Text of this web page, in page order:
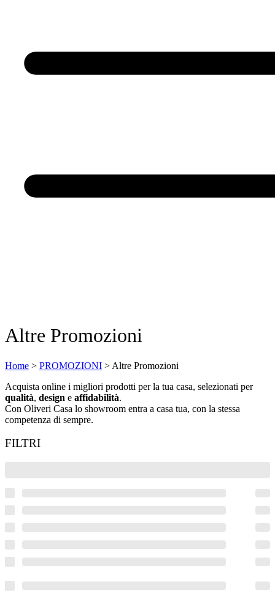
Altre Promozioni
Home > PROMOZIONI > Altre Promozioni
Acquista online i migliori prodotti per la tua casa, selezionati per
qualità, design e affidabilità.
Con Oliveri Casa lo showroom entra a casa tua, con la stessa
competenza di sempre.
FILTRI